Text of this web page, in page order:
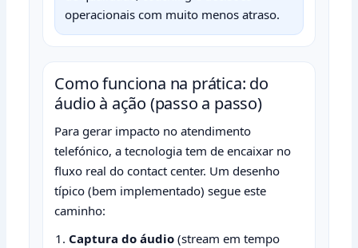
operacionais com muito menos atraso.
Como funciona na prática: do
áudio à ação (passo a passo)
Para gerar impacto no atendimento
telefónico, a tecnologia tem de encaixar no
fluxo real do contact center. Um desenho
típico (bem implementado) segue este
caminho:
Captura do áudio (stream em tempo